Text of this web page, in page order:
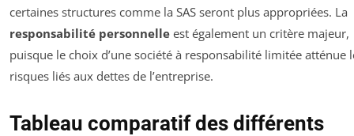
certaines structures comme la SAS seront plus appropriées. La
responsabilité personnelle est également un critère majeur,
puisque le choix d’une société à responsabilité limitée atténue
risques liés aux dettes de l’entreprise.
Tableau comparatif des différents